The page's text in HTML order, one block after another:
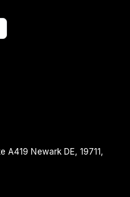
A419 Newark DE, 19711,